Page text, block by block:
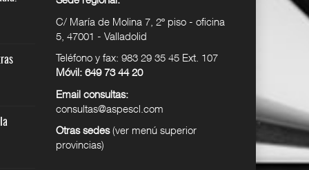
12 DIC 2024
SUPER USER
Seguro de responsabilidad
civi
SUPER USER
12 DIC 2024
25 JUN 2026
SUPER USER
Ep8. Tribunales y otras
especi
SUPER USER
actualizac
C/ María de Molina 7, 2º piso - oficina
5, 47001 - Valladolid
Teléfono y fax: 983 29 35 45 Ext. 107
Móvil: 649 73 44 20
Email consultas:
consultas@aspescl.com
Otras sedes(ver menú superior
provincias)